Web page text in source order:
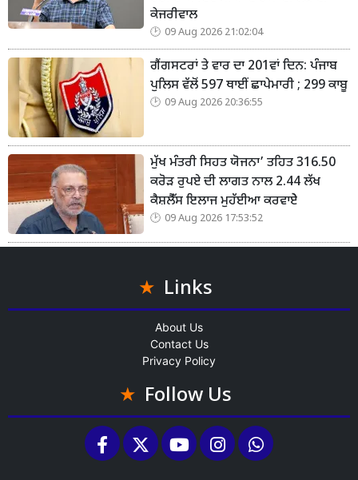
ਕੇਜਰੀਵਾਲ
09 Aug 2026 21:02:04
ਗੈਂਗਸਟਰਾਂ ਤੇ ਵਾਰ ਦਾ 201ਵਾਂ ਦਿਨ: ਪੰਜਾਬ
ਪੁਲਿਸ ਵੱਲੋਂ 597 ਥਾਈਂ ਛਾਪੇਮਾਰੀ ; 299 ਕਾਬੂ
09 Aug 2026 20:36:55
ਮੁੱਖ ਮੰਤਰੀ ਸਿਹਤ ਯੋਜਨਾ’ ਤਹਿਤ 316.50
ਕਰੋੜ ਰੁਪਏ ਦੀ ਲਾਗਤ ਨਾਲ 2.44 ਲੱਖ
ਕੈਸ਼ਲੈੱਸ ਇਲਾਜ ਮੁਹੱਈਆ ਕਰਵਾਏੇ
09 Aug 2026 17:53:52
Links
About Us
Contact Us
Privacy Policy
Follow Us